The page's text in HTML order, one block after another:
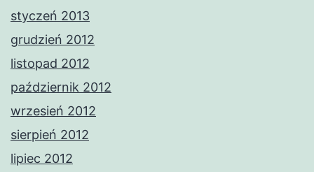
styczeń 2013
grudzień 2012
listopad 2012
październik 2012
wrzesień 2012
sierpień 2012
lipiec 2012